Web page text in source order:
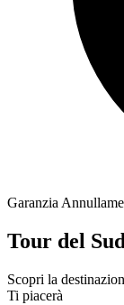
Garanzia
Tour del
Scopri la
Ti piacerà